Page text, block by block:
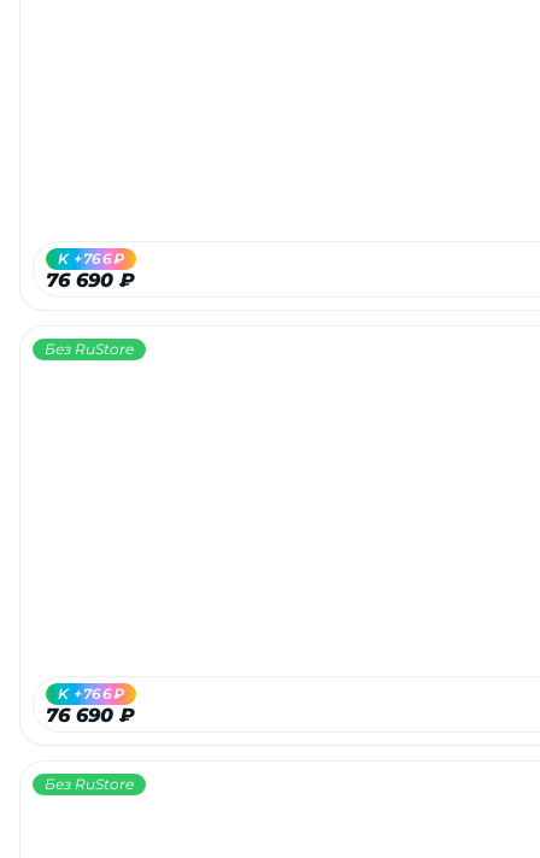
76 690 ₽
K +766₽
Без RuStore
76 690 ₽
K +766₽
Без RuStore